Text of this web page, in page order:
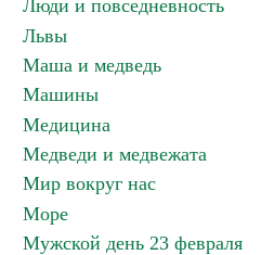
Люди и повседневность
Львы
Маша и медведь
Машины
Медицина
Медведи и медвежата
Мир вокруг нас
Море
Мужской день 23 февраля